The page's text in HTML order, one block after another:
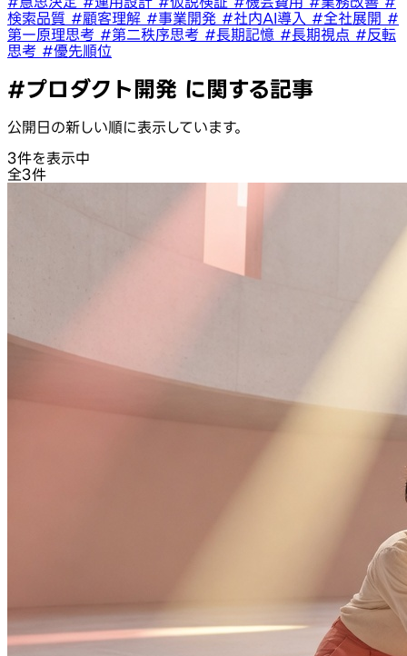
検索品質 #顧客理解 #事業開発 #社内AI導入 #全社展開 #
第一原理思考 #第二秩序思考 #長期記憶 #長期視点 #反転
思考 #優先順位
#プロダクト開発 に関する記事
公開日の新しい順に表示しています。
3件を表示中
全3件